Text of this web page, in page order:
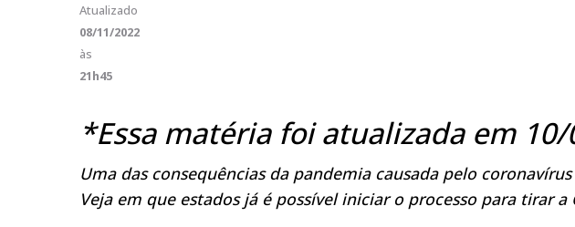
Atualizado
08/11/2022
às
21h45
*Essa matéria foi atualizada em 10/
Uma das consequências da pandemia causada pelo
Veja em que estados já é possível iniciar o processo para tirar a